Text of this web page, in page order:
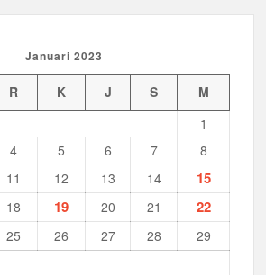
Januari 2023
R K J S
M
1
4 5 6 7 8
11 12 13 14 15
18 19 20 21
22
25 26 27 28 29